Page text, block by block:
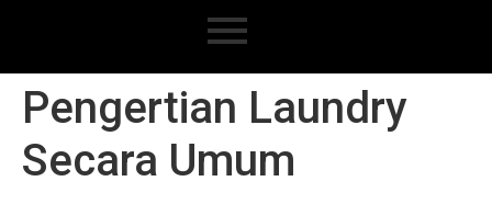
Pengertian Laundry
Secara Umum